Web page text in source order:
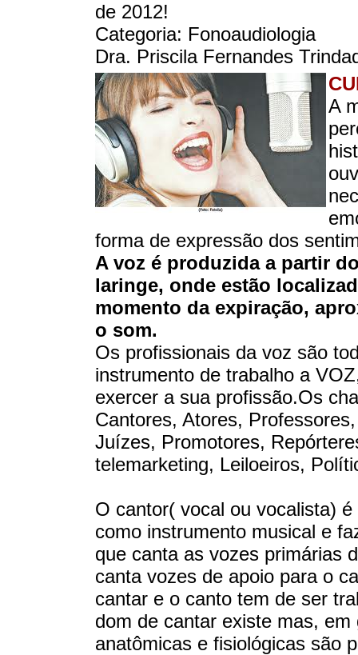
de 2012!
Categoria: Fonoaudiologia
Dra. Priscila Fernandes
A
forma de expressão dos
A voz é produzida a partir
laringe, onde estão
momento da expiração,
o som.
Os profissionais da voz são
instrumento de trabalho a
exercer a sua profissão.Os
Cantores, Atores,
Juízes, Promotores,
telemarketing, Leiloeiros,
O cantor( vocal ou vocalista)
como instrumento musical e
que canta as vozes primárias
canta vozes de apoio para o
cantar e o canto tem de ser
dom de cantar existe mas,
anatômicas e fisiológicas são